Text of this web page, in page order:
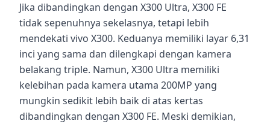
Jika dibandingkan dengan X300 Ultra, X300 FE
tidak sepenuhnya sekelasnya, tetapi lebih
mendekati vivo X300. Keduanya memiliki layar 6,31
inci yang sama dan dilengkapi dengan kamera
belakang triple. Namun, X300 Ultra memiliki
kelebihan pada kamera utama 200MP yang
mungkin sedikit lebih baik di atas kertas
dibandingkan dengan X300 FE. Meski demikian,